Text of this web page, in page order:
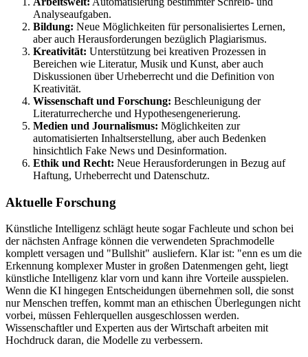
Analyseaufgaben.
Bildung: Neue Möglichkeiten für personalisiertes Lernen,
aber auch Herausforderungen bezüglich Plagiarismus.
Kreativität: Unterstützung bei kreativen Prozessen in
Bereichen wie Literatur, Musik und Kunst, aber auch
Diskussionen über Urheberrecht und die Definition von
Kreativität.
Wissenschaft und Forschung: Beschleunigung der
Literaturrecherche und Hypothesengenerierung.
Medien und Journalismus: Möglichkeiten zur
automatisierten Inhaltserstellung, aber auch Bedenken
hinsichtlich Fake News und Desinformation.
Ethik und Recht: Neue Herausforderungen in Bezug auf
Haftung, Urheberrecht und Datenschutz.
Aktuelle Forschung
Künstliche Intelligenz schlägt heute sogar Fachleute und schon bei
der nächsten Anfrage können die verwendeten Sprachmodelle
komplett versagen und "Bullshit" ausliefern. Klar ist: "enn es um die
Erkennung komplexer Muster in großen Datenmengen geht, liegt
künstliche Intelligenz klar vorn und kann ihre Vorteile ausspielen.
Wenn die KI hingegen Entscheidungen übernehmen soll, die sonst
nur Menschen treffen, kommt man an ethischen Überlegungen nicht
vorbei, müssen Fehlerquellen ausgeschlossen werden.
Wissenschaftler und Experten aus der Wirtschaft arbeiten mit
Hochdruck daran, die Modelle zu verbessern.